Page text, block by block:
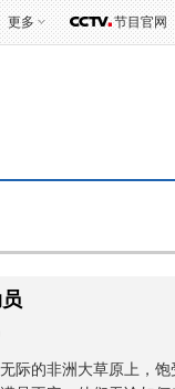
更多 节目官网
际的非洲大草原上，